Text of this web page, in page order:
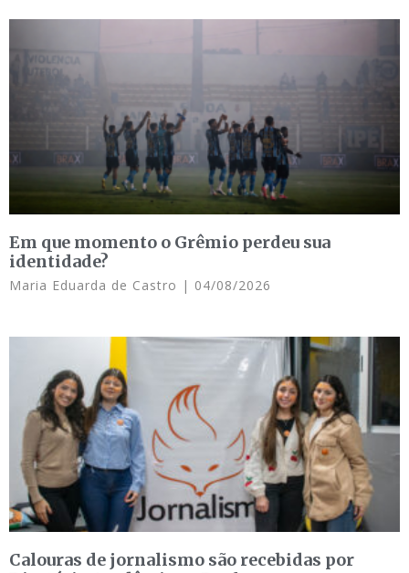
Em que momento o Grêmio perdeu sua
identidade?
Maria Eduarda de Castro 04/08/2026
Calouras de jornalismo são recebidas por